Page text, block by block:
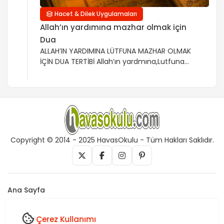
Hacet & Dilek Uygulamaları
Allah’ın yardımına mazhar olmak için
Dua
ALLAH’IN YARDIMINA LÜTFUNA MAZHAR OLMAK
İÇİN DUA TERTİBİ Allah’ın yardmına,Lutfuna
rast gider, ve her işi kolaylıkla
halledilir.Rabbimizin yardımıyla.. Duamıza her
zaman 3 veya 7 defa “istiğfar–aynı sayıda
salavat ve 3 defa aşağıdaki duayı okuyarak
başlayalım. Eûzü billahi mineşşeytanirracim
Bismillahirrahmanirrahim […]
Copyright © 2014 - 2025 HavasOkulu - Tüm Hakları Saklıdır.
Ana Sayfa
Künye
Çerez Kullanımı